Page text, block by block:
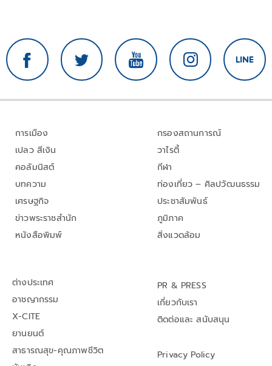
การเมือง
เปลว สีเงิน
คอลัมนิสต์
บทความ
เศรษฐกิจ
ข่าวพระราชสำนัก
หนังสือพิมพ์
กรองสถานการณ์
วาไรตี้
กีฬา
ท่องเที่ยว – ศิลปวัฒนธรรม
ประชาสัมพันธ์
ภูมิภาค
สิ่งแวดล้อม
ต่างประเทศ
อาชญากรรม
X-CITE
ยานยนต์
สาธารณสุข-คุณภาพชีวิต
PR & PRESS
เกี่ยวกับเรา
ติดต่อและ สนับสนุน
Privacy Policy